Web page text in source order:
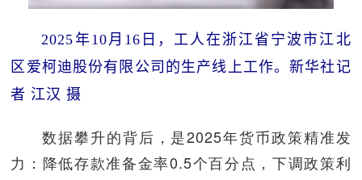
2025年10月16日，工人在浙江省宁波市江北
区爱柯迪股份有限公司的生产线上工作。新华社记
者 江汉 摄
数据攀升的背后，是2025年货币政策精准发
力：降低存款准备金率0.5个百分点，下调政策利